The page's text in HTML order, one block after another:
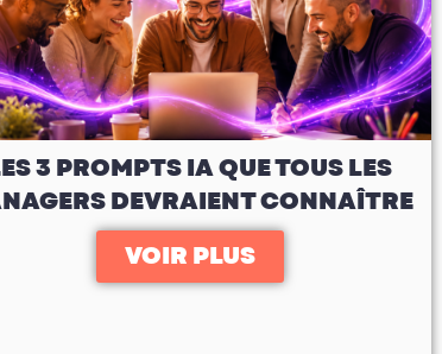
3 PROMPTS IA QUE TOUS LES
DEVRAIENT CONNAÎTRE
VOIR PLUS